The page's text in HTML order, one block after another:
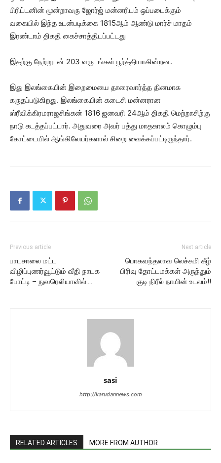
பிரிட்டனின் மூன்றாவரு ஜோர்ஜ் மன்னரிடம் ஒப்படைக்கும்
வகையில் இந்த உடன்படிக்கை 1815ஆம் ஆண்டு மார்ச் மாதம்
இரண்டாம் திகதி கைச்சாத்திடப்பட்டது
இதற்கு நேற்றுடன் 203 வருடங்கள் பூர்த்தியாகின்றன.
இது இலங்கையின் இறைமையை தாரைவார்த்த தினமாக
கருதப்படுகிறது. இலங்கையின் கடைசி மன்னரான
ஸ்ரீவிக்கிரமராஜசிங்கன் 1816 ஜனவரி 24ஆம் திகதி மெற்றாசிற்கு
நாடு கடத்தப்பட்டார். அதுவரை அவர் பத்து மாதகாலம் கொழும்பு
கோட்டையில் ஆங்கிலேயர்களால் சிறை வைக்கப்பட்டிருந்தார்.
Previous article
பாடசாலை மட்ட
விழிப்புணர்வூட்டும் வீதி நாடக
போட்டி – நுவரெலியாவில்….
Next article
பொகவந்தலாவ லெச்சுமி கீழ்
பிரிவு தோட்டமக்கள் அருந்தும்
குடி நிரீல் நாயின் உடலம்!!
sasi
http://karudannews.com
RELATED ARTICLES MORE FROM AUTHOR